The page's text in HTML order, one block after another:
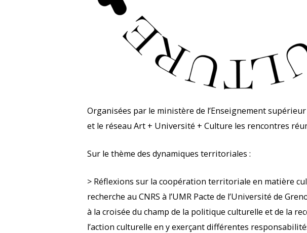
Organisées par le ministère de l’Enseignement
et le réseau Art + Université + Culture les rencontres
Sur le thème des dynamiques territoriales :
> Réflexions sur la coopération territoriale en matière
recherche au CNRS à l’UMR Pacte de l’Université de
à la croisée du champ de la politique culturelle et de la
l’action culturelle en y exerçant différentes